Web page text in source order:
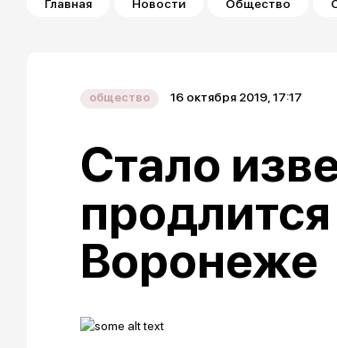
Главная Новости Общество
общество 16 октября 2019, 17:17
Стало
Воронеже